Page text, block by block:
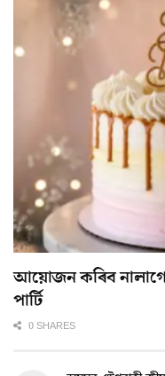
আয়োজন কৰিব নালাগে
পাৰ্টি
0 SHARES